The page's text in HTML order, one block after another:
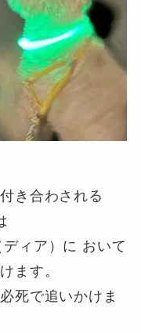
き合わされる
ィア）に おいて
ます。
死で追いかけま